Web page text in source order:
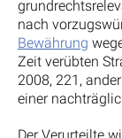
nach
Bewährung
Zeit verübten
2008, 221,
einer